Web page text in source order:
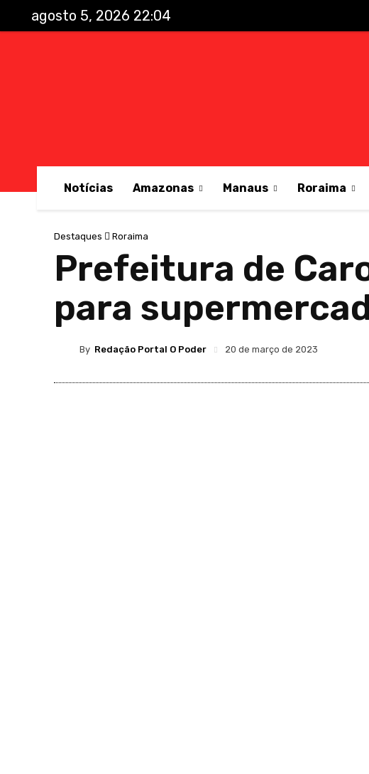
agosto 5, 2026 22:04
Notícias Amazonas Manaus Roraima
Destaques Roraima
Prefeitura de
para
By Redação Portal O Poder 20 de março de 2023